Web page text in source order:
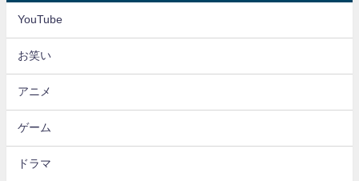
YouTube
お笑い
アニメ
ゲーム
ドラマ